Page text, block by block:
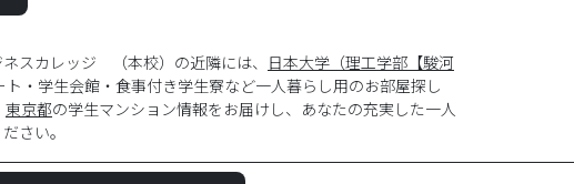
スカレッジ （本校）の近隣には、 日本大学（理工学部【駿河
・学生会館・食事付き学生寮など一人暮らし用のお部屋探し
東京都の学生マンション情報をお届けし、あなたの充実した一人
さい。